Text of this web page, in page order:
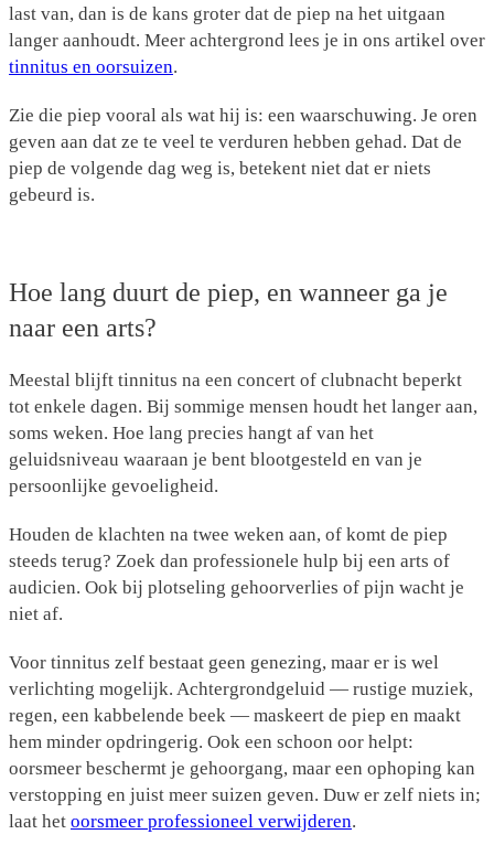
last van, dan is de kans groter dat de piep na het uitgaan
langer aanhoudt. Meer achtergrond lees je in ons artikel over
tinnitus en oorsuizen.
Zie die piep vooral als wat hij is: een waarschuwing. Je oren
geven aan dat ze te veel te verduren hebben gehad. Dat de
piep de volgende dag weg is, betekent niet dat er niets
gebeurd is.
Hoe lang duurt de piep, en wanneer ga je
naar een arts?
Meestal blijft tinnitus na een concert of clubnacht beperkt
tot enkele dagen. Bij sommige mensen houdt het langer aan,
soms weken. Hoe lang precies hangt af van het
geluidsniveau waaraan je bent blootgesteld en van je
persoonlijke gevoeligheid.
Houden de klachten na twee weken aan, of komt de piep
steeds terug? Zoek dan professionele hulp bij een arts of
audicien. Ook bij plotseling gehoorverlies of pijn wacht je
niet af.
Voor tinnitus zelf bestaat geen genezing, maar er is wel
verlichting mogelijk. Achtergrondgeluid — rustige muziek,
regen, een kabbelende beek — maskeert de piep en maakt
hem minder opdringerig. Ook een schoon oor helpt:
oorsmeer beschermt je gehoorgang, maar een ophoping kan
verstopping en juist meer suizen geven. Duw er zelf niets in;
laat het oorsmeer professioneel verwijderen.